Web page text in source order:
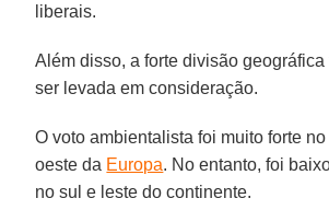
liberais.
Além disso, a forte divisão
ser levada em consideração.
O voto ambientalista foi muito forte
oeste da Europa. No entanto, foi
no sul e leste do continente.